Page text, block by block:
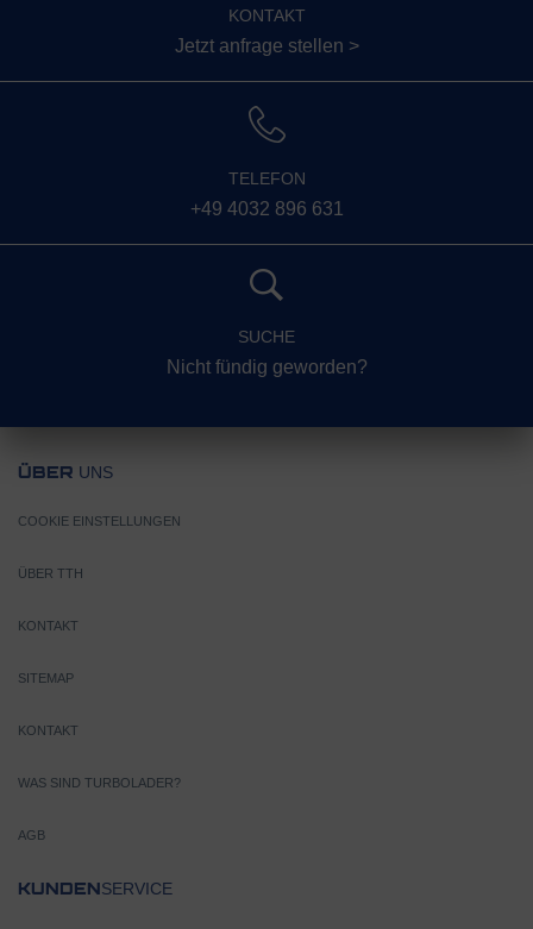
KONTAKT
Jetzt anfrage stellen >
TELEFON
+49 4032 896 631
SUCHE
Nicht fündig geworden?
ÜBER UNS
COOKIE EINSTELLUNGEN
ÜBER TTH
KONTAKT
SITEMAP
KONTAKT
WAS SIND TURBOLADER?
AGB
KUNDENSERVICE